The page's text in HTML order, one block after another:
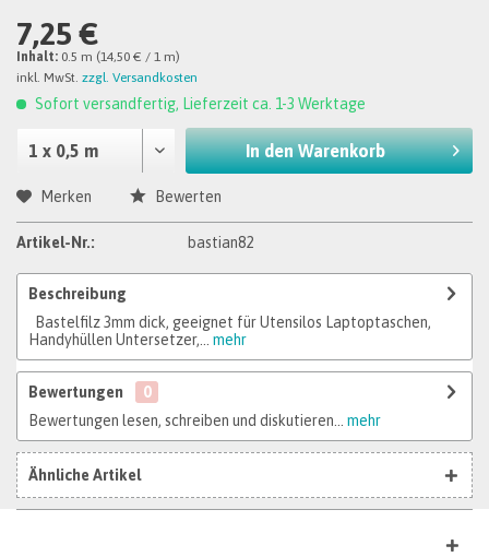
7,25 €
Inhalt: 0.5 m (14,50 € / 1 m)
inkl. MwSt. zzgl. Versandkosten
Sofort versandfertig, Lieferzeit ca. 1-3 Werktage
In den Warenkorb
Merken Bewerten
Artikel-Nr.: bastian82
Beschreibung
Bastelfilz 3mm dick, geeignet für Utensilos Laptoptaschen,
Handyhüllen Untersetzer,...
mehr
Bewertungen
0
Bewertungen lesen, schreiben und diskutieren...
mehr
Ähnliche Artikel